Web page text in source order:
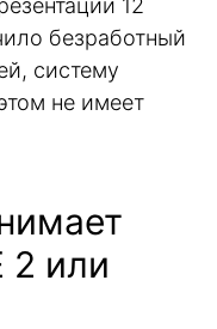
12
безработный
систему
не имеет
2 или